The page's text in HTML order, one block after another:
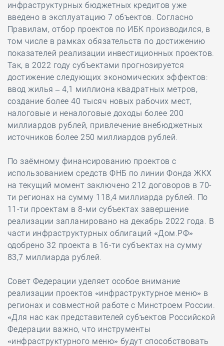
инфраструктурных бюджетных кредитов уже
введено в эксплуатацию 7 объектов. Согласно
Правилам, отбор проектов по ИБК производился, в
том числе в рамках обязательств по достижению
показателей реализации инвестиционных проектов.
Так, в 2022 году субъектами прогнозируется
достижение следующих экономических эффектов:
ввод жилья – 4,1 миллиона квадратных метров,
создание более 40 тысяч новых рабочих мест,
налоговые и неналоговые доходы более 200
миллиардов рублей, привлечение внебюджетных
источников более 250 миллиардов рублей.
По заёмному финансированию проектов с
использованием средств ФНБ по линии Фонда ЖКХ
на текущий момент заключено 212 договоров в 70-
ти регионах на сумму 118,4 миллиарда рублей. По
11-ти проектам в 8-ми субъектах завершение
реализации запланировано на декабрь 2022 года. В
части инфраструктурных облигаций «Дом.РФ»
одобрено 32 проекта в 16-ти субъектах на сумму
83,7 миллиарда рублей.
Совет Федерации уделяет особое внимание
реализации проектов «инфраструктурное меню» в
регионах и совместной работе с Минстроем России.
«Для нас как представителей субъектов Российской
Федерации важно, что инструменты
«инфраструктурного меню» будут способствовать